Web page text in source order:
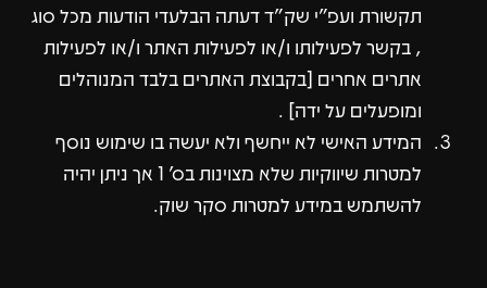
תקשורת ועפ"י שק"ד דעתה הבלעדי הודעות מכל סוג
, בקשר לפעילותו ו/או לפעילות האתר ו/או לפעילות
אתרים אחרים [בקבוצת האתרים בלבד המנוהלים
ומופעלים על ידה] .
המידע האישי לא ייחשף ולא יעשה בו שימוש נוסף
למטרות שיווקיות שלא מצוינות בס' 1 אך ניתן יהיה
להשתמש במידע למטרות סקר שוק.